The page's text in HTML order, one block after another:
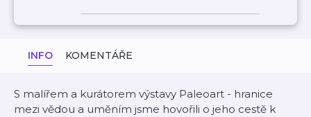
INFO KOMENTÁŘE
S malířem a kurátorem výstavy Paleoart - hranice
mezi vědou a uměním jsme hovořili o jeho cestě k